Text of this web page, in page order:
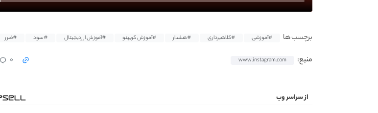
برچسب ها #آموزشی #کلاهبرداری #هشدار #آموزش کریپتو #آموزش ارزدیجیتال #سود #ضرر
منبع: www.instagram.com ۰
از سراسر وب